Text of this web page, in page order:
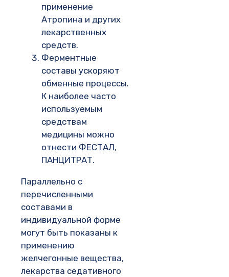
применение
Атропина и других
лекарственных
средств.
Ферментные
составы ускоряют
обменные процессы.
К наиболее часто
используемым
средствам
медицины можно
отнести ФЕСТАЛ,
ПАНЦИТРАТ.
Параллельно с
перечисленными
составами в
индивидуальной форме
могут быть показаны к
применению
желчегонные вещества,
лекарства седативного